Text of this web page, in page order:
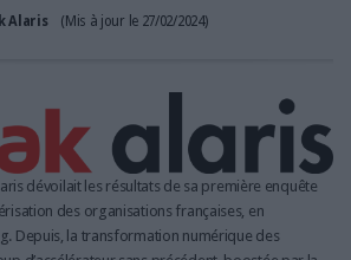
Alaris (Mis à jour le 27/02/2024)
dévoilait les résultats de sa première enquête
des organisations françaises, en
Depuis, la transformation numérique des